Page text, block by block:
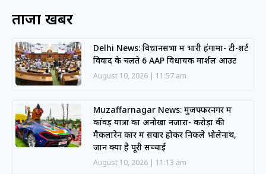
ताजा खबरें
Delhi News: विधानसभा में भारी हंगामा- टी-शर्ट
विवाद के चलते 6 AAP विधायक मार्शल आउट
August 10, 2026 11:57 am
Muzaffarnagar News: मुजफ्फरनगर में
कांवड़ यात्रा का अनोखा नजारा- करोड़ों की
मैकलारेन कार में सवार होकर निकले भोलेनाथ,
जानें क्या है पूरी सच्चाई
August 10, 2026 11:13 am